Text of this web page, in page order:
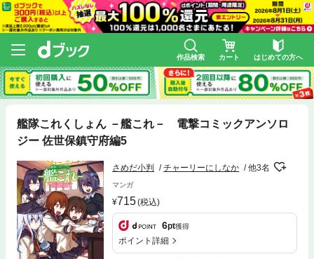
作品検索 カート はじめての方へ
艦隊これくしょん －艦これ－ 電撃コミックアンソロ
ジー 佐世保鎮守府編5
さめだ小判 チャーリーにしなか 他3名
マンガ
715(税込)
6pt獲得
ポイント詳細